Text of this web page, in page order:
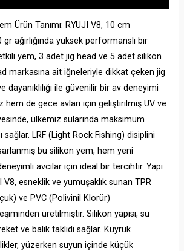
Ürün Tanımı: RYUJI V8, 10 cm
ağırlığında yüksek performanslı bir
yem, 3 adet jig head ve 5 adet silikon
markasına ait iğneleriyle dikkat çeken jig
dayanıklılığı ile güvenilir bir av deneyimi
hem de gece avları için geliştirilmiş UV ve
ülkemiz sularında maksimum
sağlar. LRF (Light Rock Fishing) disiplini
bu silikon yem, hem yeni
avcılar için ideal bir tercihtir. Yapı
V8, esneklik ve yumuşaklık sunan TPR
ve PVC (Polivinil Klorür)
üretilmiştir. Silikon yapısı, su
ve balık taklidi sağlar. Kuyruk
yüzerken suyun içinde küçük